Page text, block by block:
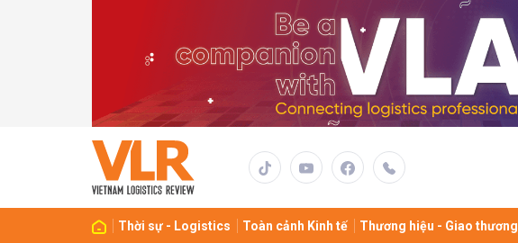
Thời sự - Logistics Toàn cảnh Kinh tế Thương hiệu - Giao thương